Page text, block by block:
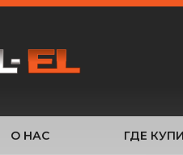
О НАС ГДЕ